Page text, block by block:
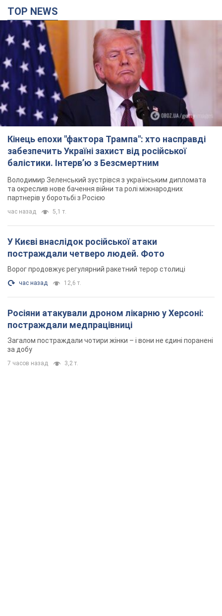
TOP NEWS
Кінець епохи "фактора Трампа": хто насправді
забезпечить Україні захист від російської
балістики. Інтерв’ю з Безсмертним
Володимир Зеленський зустрівся з українським дипломата
та окреслив нове бачення війни та ролі міжнародних
партнерів у боротьбі з Росією
час назад 5,1 т.
У Києві внаслідок російської атаки
постраждали четверо людей. Фото
Ворог продовжує регулярний ракетний терор столиці
час назад 12,6 т.
Росіяни атакували дроном лікарню у Херсоні:
постраждали медпрацівниці
Загалом постраждали чотири жінки – і вони не єдині поранені
за добу
7 часов назад 3,2 т.